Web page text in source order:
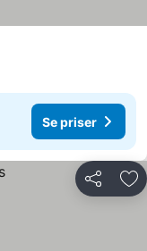
Se priser
Del